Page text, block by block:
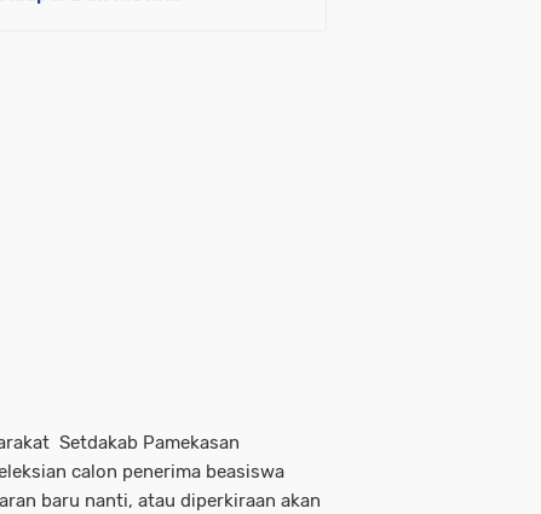
Setdakab Pamekasan
calon penerima beasiswa
baru nanti, atau diperkiraan akan